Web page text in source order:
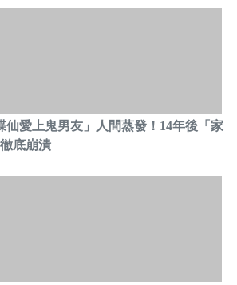
仙愛上鬼男友」人間蒸發！14年後「家
底崩潰